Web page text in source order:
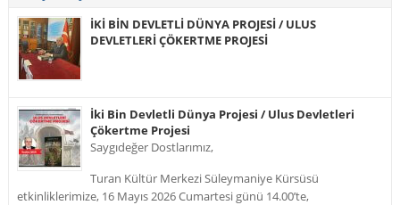
İKİ BİN DEVLETLİ DÜNYA PROJESİ / ULUS
DEVLETLERİ ÇÖKERTME PROJESİ
İki Bin Devletli Dünya Projesi / Ulus Devletleri
Çökertme Projesi
Saygıdeğer Dostlarımız,
Turan Kültür Merkezi Süleymaniye Kürsüsü
etkinliklerimize, 16 Mayıs 2026 Cumartesi günü 14.00’te,